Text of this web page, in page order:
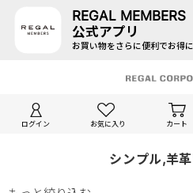
REGAL MEMBERS
公式アプリ
お買い物をさらに便利でお得に
ログイン お気に入り カート
シンプル,羊